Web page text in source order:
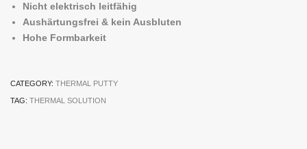
Nicht elektrisch leitfähig
Aushärtungsfrei & kein Ausbluten
Hohe Formbarkeit
CATEGORY: THERMAL PUTTY
TAG: THERMAL SOLUTION